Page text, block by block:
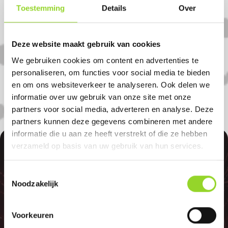
Toestemming Details Over
Deze website maakt gebruik van cookies
We gebruiken cookies om content en advertenties te
personaliseren, om functies voor social media te bieden
en om ons websiteverkeer te analyseren. Ook delen we
informatie over uw gebruik van onze site met onze
partners voor social media, adverteren en analyse. Deze
partners kunnen deze gegevens combineren met andere
informatie die u aan ze heeft verstrekt of die ze hebben
verzameld op basis van uw gebruik van hun services.
Noodzakelijk
Voorkeuren
Koop uw vuurwerk dan bij TnT Vuurwerk
U bent uiteraard ook welkom als u uit
Varsseveld, Didam of ’s heerenberg komt.
100%